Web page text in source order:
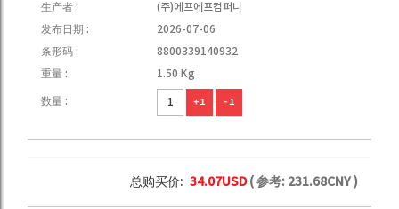
生产者 :
(주)에프에프컴퍼니
发布日期 :
2026-07-06
条形码 :
8800339140932
重量 :
1.50 Kg
数量 : +1 -1
总购买价: 34.07USD( 参考: 231.68CNY )